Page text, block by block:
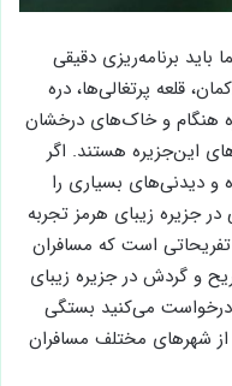
باید برنامه‌ریزی دقیقی
قلعه پرتغالی‌ها، دره
هنگام و خاک‌های درخشان
این‌جزیره هستند. اگر
و دیدنی‌های بسیاری را
جزیره زیبای هرمز تجربه
است که مسافران
و گردش در جزیره زیبای
درخواست می‌کنید بستگی
از شهر‌های مختلف مسافران